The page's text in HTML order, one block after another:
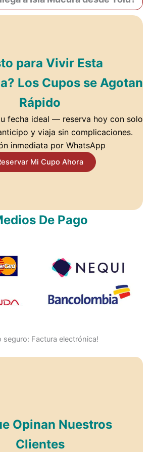
para Vivir Esta
Los Cupos se Agotan
Rápido
fecha ideal — reserva hoy con solo
y viaja sin complicaciones.
inmediata por WhatsApp
Mi Cupo Ahora
De Pago
seguro: Factura electrónica!
Opinan Nuestros
Clientes